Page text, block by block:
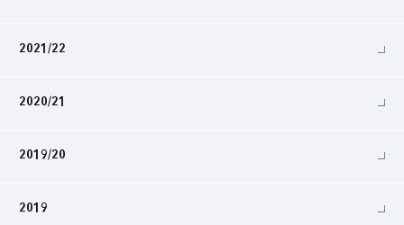
2021/22
2020/21
2019/20
2019